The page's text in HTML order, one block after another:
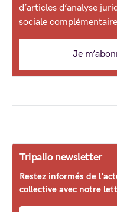
d’articles d’analyse
sociale
Je
Tripalio newsletter
Restez informés de
collective avec notre